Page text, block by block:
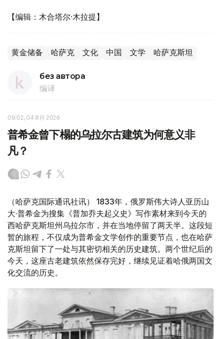
【编辑：木合塔尔·木拉提】
黄金储备 哈萨克 文化 中国 文学 哈萨克斯坦
без автора
编译
09:02, 04 8月 2026
普希金曾下榻的乌拉尔古建筑为何意义非
凡？
（哈萨克国际通讯社讯） 1833年，俄罗斯伟大诗人亚历山
大·普希金为搜集《普加乔夫起义史》写作素材来到今天的
西哈萨克斯坦州乌拉尔市，并在当地停留了两天半。这段短
暂的旅程，不仅成为普希金文学创作的重要节点，也在哈萨
克斯坦留下了一处与其密切相关的历史建筑。两个世纪后的
今天，这座古老建筑依然保存完好，继续见证着哈俄两国文
化交流的历史。